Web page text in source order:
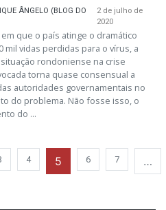
ÂNGELO (BLOG DO
2 de julho de
2020
que o país atinge o dramático
mil vidas perdidas para o vírus, a
rondoniense na crise
torna quase consensual a
autoridades governamentais no
do problema. Não fosse isso, o
do ...
4 5 6 7 …